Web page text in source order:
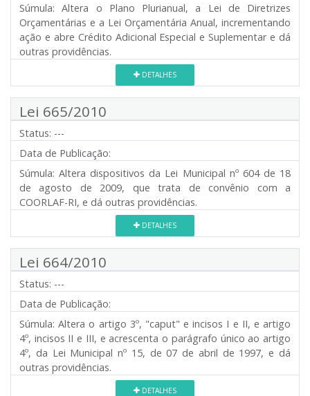
Súmula: Altera o Plano Plurianual, a Lei de Diretrizes
Orçamentárias e a Lei Orçamentária Anual, incrementando
ação e abre Crédito Adicional Especial e Suplementar e dá
outras providências.
DETALHES
Lei 665/2010
Status: ---
Data de Publicação:
Súmula: Altera dispositivos da Lei Municipal nº 604 de 18
de agosto de 2009, que trata de convênio com a
COORLAF-RI, e dá outras providências.
DETALHES
Lei 664/2010
Status: ---
Data de Publicação:
Súmula: Altera o artigo 3º, "caput" e incisos I e II, e artigo
4º, incisos II e III, e acrescenta o parágrafo único ao artigo
4º, da Lei Municipal nº 15, de 07 de abril de 1997, e dá
outras providências.
DETALHES